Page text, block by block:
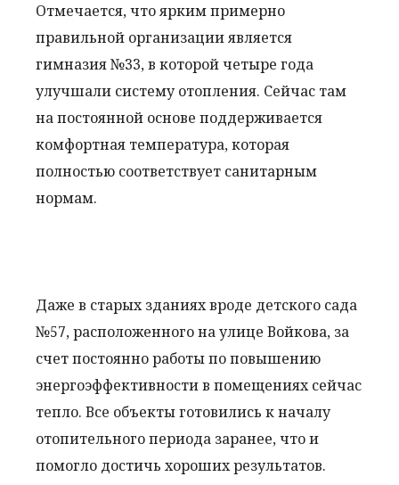
Отмечается, что ярким примерно
правильной организации является
гимназия №33, в которой четыре года
улучшали систему отопления. Сейчас там
на постоянной основе поддерживается
комфортная температура, которая
полностью соответствует санитарным
нормам.
Даже в старых зданиях вроде детского сада
№57, расположенного на улице Войкова, за
счет постоянно работы по повышению
энергоэффективности в помещениях сейчас
тепло. Все объекты готовились к началу
отопительного периода заранее, что и
помогло достичь хороших результатов.